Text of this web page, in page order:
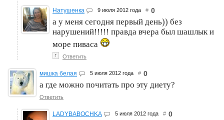
Натушенка 9 июля 2012 года # 0
а у меня сегодня первый день)) без
нарушений!!!!! правда вчера был шашлык и
море пиваса
↑ Ответить
мишка белая 5 июля 2012 года # 0
а где можно почитать про эту диету?
Ответить
LADYBABOCHKA 5 июля 2012 года # 0